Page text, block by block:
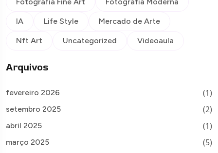
IA Life Style Mercado de Arte
Nft Art Uncategorized Videoaula
Arquivos
fevereiro 2026 (1)
setembro 2025 (2)
abril 2025 (1)
março 2025 (5)